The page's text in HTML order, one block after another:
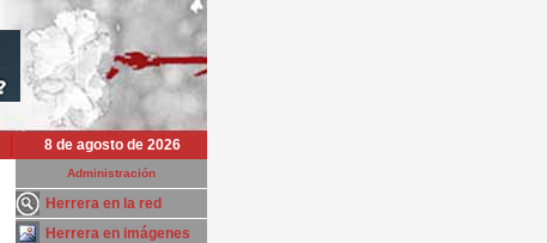
8 de agosto de 2026
Administración
Herrera en la red
Herrera en imágenes